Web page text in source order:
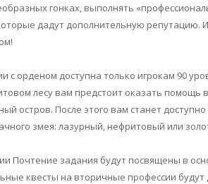
гонках, выполнять
дадут дополнительную репутацию.
с орденом доступна только игрокам 90
лесу вам предстоит оказать помощь
остров. После этого вам станет доступно
змея: лазурный, нефритовый или
Почтение задания будут посвящены в
квесты на вторичные профессии будут